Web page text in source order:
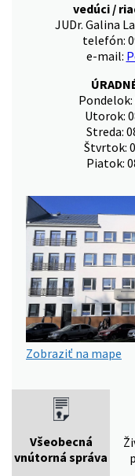
vedúci /
JUDr. Galina
telefón:
e-mail:
Pondelok:
Utorok:
Streda:
Štvrtok:
Piatok:
Zobraziť na mape
Všeobecná
vnútorná správa